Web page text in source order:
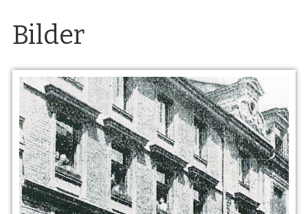
Bilder